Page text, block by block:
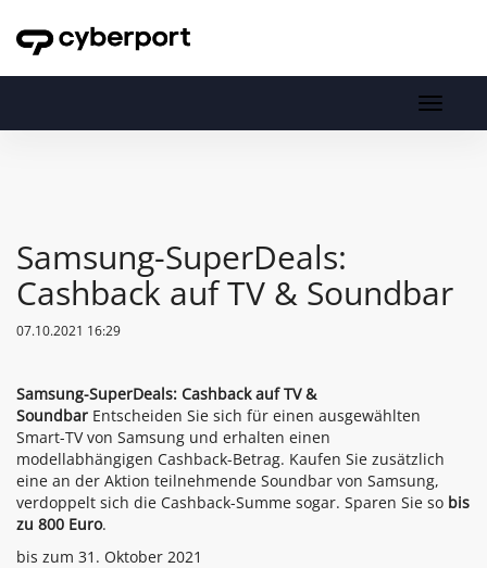
Toggle
Samsung-SuperDeals:
Cashback auf TV & Soundbar
07.10.2021 16:29
Samsung-SuperDeals: Cashback auf TV &
Soundbar Entscheiden Sie sich für einen ausgewählten
Smart-TV von Samsung und erhalten einen
modellabhängigen Cashback-Betrag. Kaufen Sie zusätzlich
eine an der Aktion teilnehmende Soundbar von Samsung,
verdoppelt sich die Cashback-Summe sogar. Sparen Sie so bis
zu 800 Euro.
bis zum 31. Oktober 2021